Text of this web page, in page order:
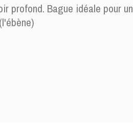
profond. Bague idéale pour un